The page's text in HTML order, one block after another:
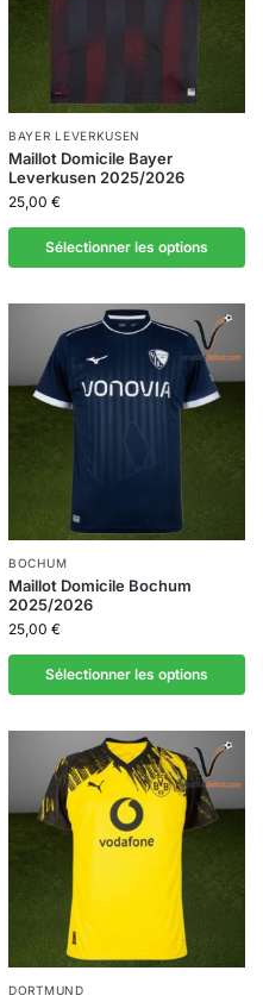
BAYER LEVERKUSEN
Maillot Domicile Bayer
Leverkusen 2025/2026
25,00 €
Sélectionner les options
BOCHUM
Maillot Domicile Bochum
2025/2026
25,00 €
Sélectionner les options
DORTMUND